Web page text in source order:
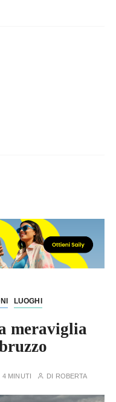
LUOGHI
meraviglia
4 MINUTI DI ROBERTA